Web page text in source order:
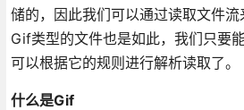
储的，因此我们可以通过读取文件流
Gif类型的文件也是如此，我们只要
可以根据它的规则进行解析读取了。
什么是Gif